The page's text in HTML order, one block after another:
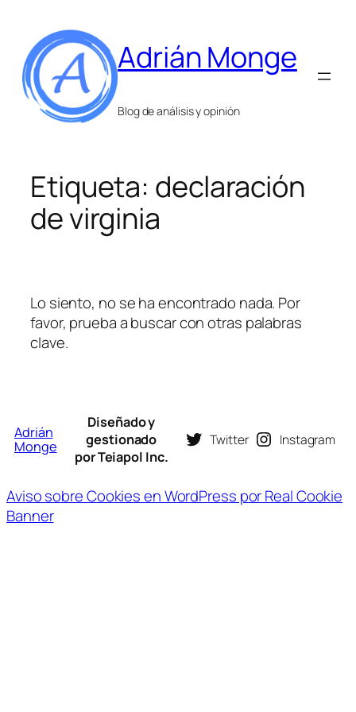
contenido
Adrián Monge
Blog de análisis y opinión
Etiqueta: declaración
de virginia
Lo siento, no se ha encontrado nada. Por
favor, prueba a buscar con otras palabras
clave.
Adrián
Monge
Diseñado y
gestionado
por Teiapol Inc.
Twitter Instagram
Aviso sobre Cookies en WordPress por Real Cookie
Banner